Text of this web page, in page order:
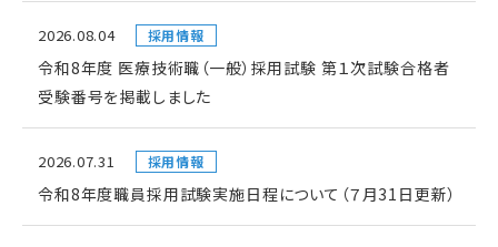
2026.08.04 採用情報
令和8年度 医療技術職（一般）採用試験 第１次試験合格者
受験番号を掲載しました
2026.07.31 採用情報
令和8年度職員採用試験実施日程について（７月31日更新）